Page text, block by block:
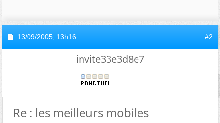
13/09/2005, 13h16 #2
invite33e3d8e7
Re : les meilleurs mobiles